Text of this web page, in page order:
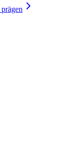
prägen